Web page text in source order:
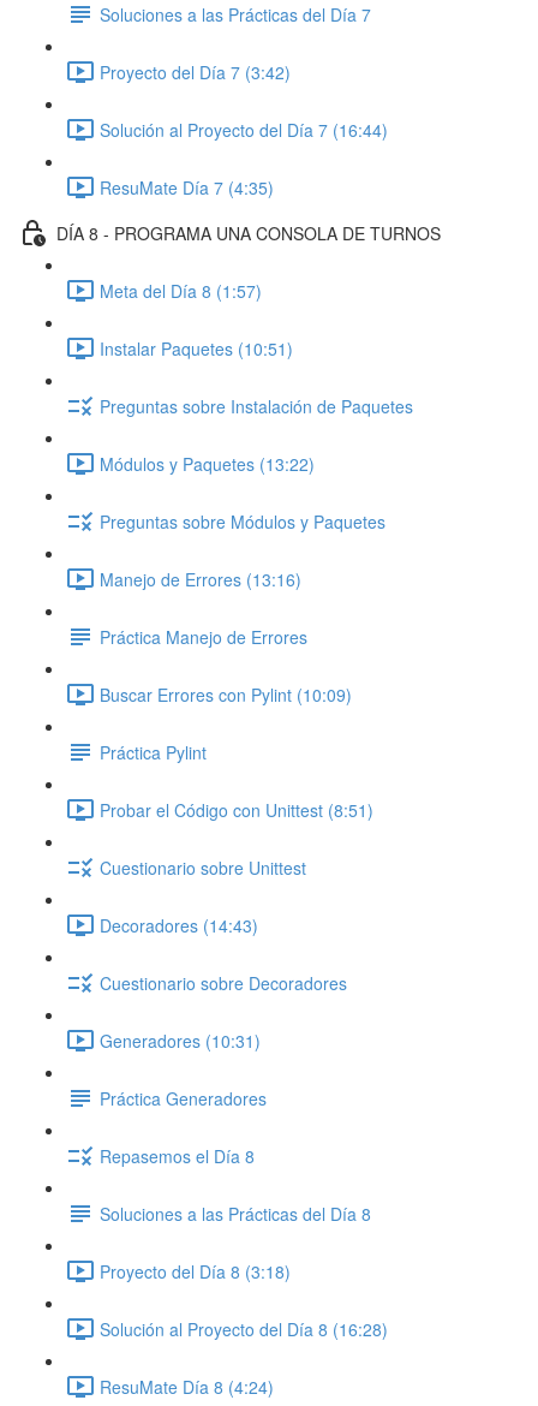
Soluciones a las Prácticas del Día 7
Proyecto del Día 7 (3:42)
Solución al Proyecto del Día 7 (16:44)
ResuMate Día 7 (4:35)
DÍA 8 - PROGRAMA UNA CONSOLA DE TURNOS
Meta del Día 8 (1:57)
Instalar Paquetes (10:51)
Preguntas sobre Instalación de Paquetes
Módulos y Paquetes (13:22)
Preguntas sobre Módulos y Paquetes
Manejo de Errores (13:16)
Práctica Manejo de Errores
Buscar Errores con Pylint (10:09)
Práctica Pylint
Probar el Código con Unittest (8:51)
Cuestionario sobre Unittest
Decoradores (14:43)
Cuestionario sobre Decoradores
Generadores (10:31)
Práctica Generadores
Repasemos el Día 8
Soluciones a las Prácticas del Día 8
Proyecto del Día 8 (3:18)
Solución al Proyecto del Día 8 (16:28)
ResuMate Día 8 (4:24)